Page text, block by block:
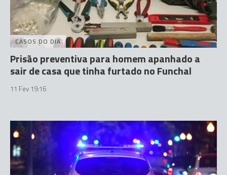
CASOS DO DIA
Prisão preventiva para homem apanhado a
sair de casa que tinha furtado no Funchal
11 Fev 19:16